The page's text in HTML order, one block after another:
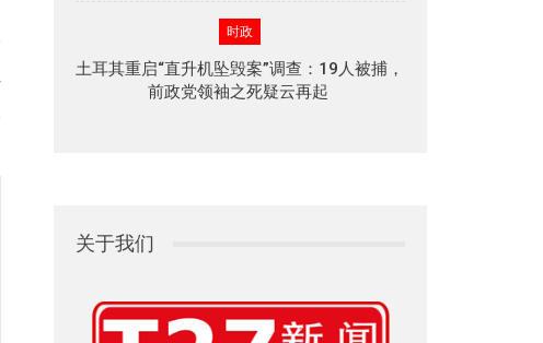
时政
土耳其重启“直升机坠毁案”调查：19人被捕，
前政党领袖之死疑云再起
关于我们